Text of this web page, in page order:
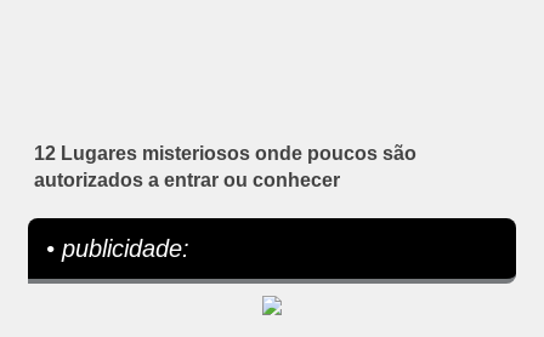
12 Lugares misteriosos onde poucos são
autorizados a entrar ou conhecer
• publicidade: